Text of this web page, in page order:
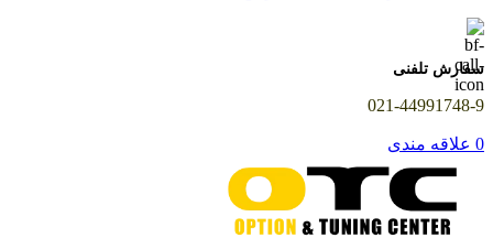
سفارش تلفنی
021-44991748-9
0 علاقه مندی